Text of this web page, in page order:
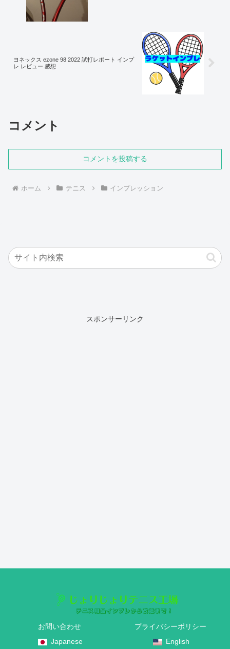
ヨネックス ezone 98 2022 試打レポート インプ
レ レビュー 感想
コメント
コメントを投稿する
ホーム テニス インプレッション
スポンサーリンク
お問い合わせ
プライバシーポリシー
Japanese
English